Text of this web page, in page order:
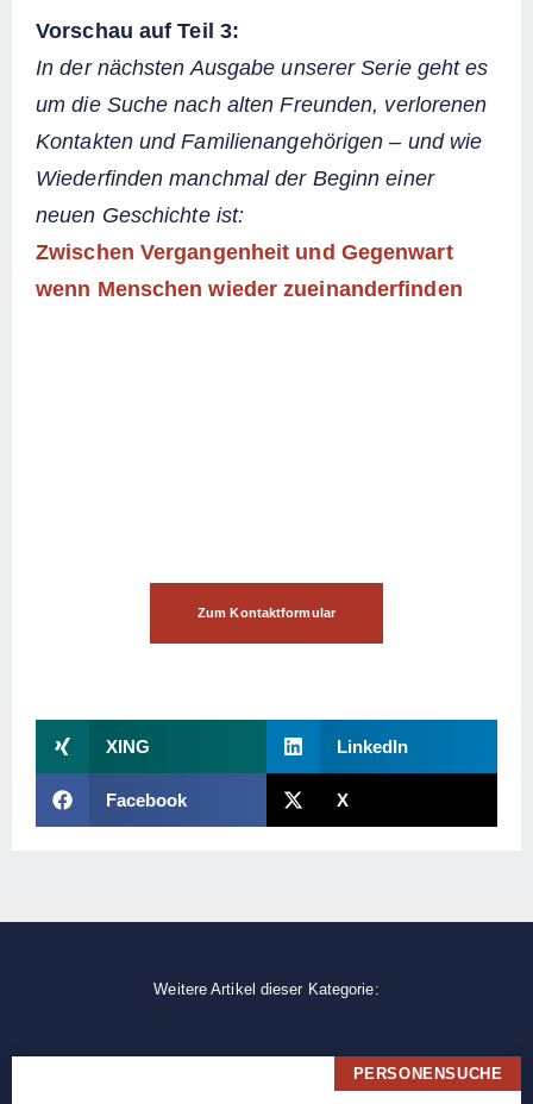
Vorschau auf Teil 3:
In der nächsten Ausgabe unserer Serie geht es
um die Suche nach alten Freunden, verlorenen
Kontakten und Familienangehörigen – und wie
Wiederfinden manchmal der Beginn einer
neuen Geschichte ist:
Zwischen Vergangenheit und Gegenwart
wenn Menschen wieder zueinanderfinden
Zum Kontaktformular
XING LinkedIn
Facebook X
Weitere Artikel dieser Kategorie:
PERSONENSUCHE